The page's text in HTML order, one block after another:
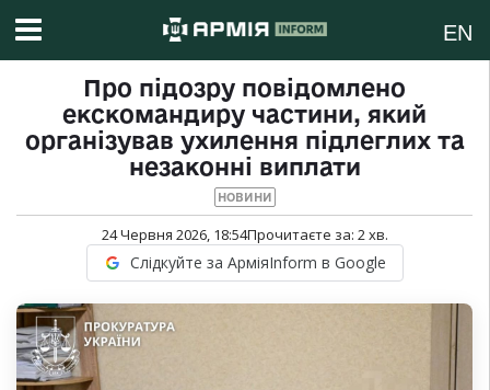
EN
Про підозру повідомлено
екскомандиру частини, який
організував ухилення підлеглих та
незаконні виплати
НОВИНИ
24 Червня 2026, 18:54Прочитаєте за: 2хв.
Слідкуйте за АрміяInform в Google